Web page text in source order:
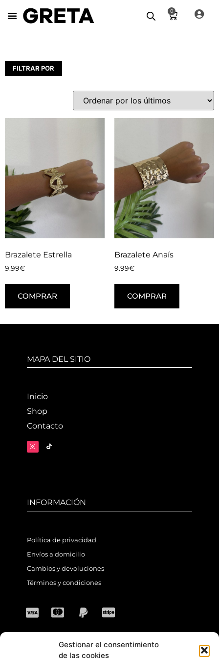
Gestionar el consentimiento
de las cookies
0
FILTRAR POR
Brazalete Estrella
9.99€
COMPRAR
Brazalete Anaís
9.99€
COMPRAR
MAPA DEL SITIO
Inicio
Shop
Contacto
INFORMACIÓN
Política de privacidad
Envíos a domicilio
Cambios y devoluciones
Términos y condiciones
CONTACTO